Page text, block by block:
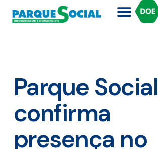
Parque Social
confirma
presença no